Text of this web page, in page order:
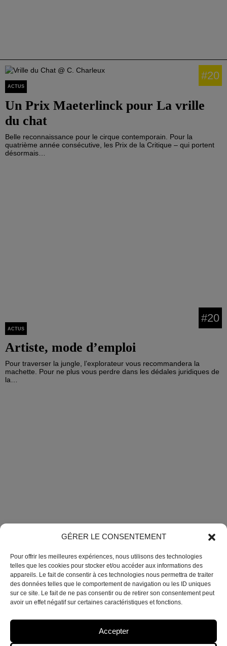
GÉRER LE CONSENTEMENT
Pour offrir les meilleures expériences, nous utilisons des technologies
telles que les cookies pour stocker et/ou accéder aux informations des
appareils. Le fait de consentir à ces technologies nous permettra de traiter
des données telles que le comportement de navigation ou les ID uniques
sur ce site. Le fait de ne pas consentir ou de retirer son consentement peut
avoir un effet négatif sur certaines caractéristiques et fonctions.
Accepter
#20
ACTUS
Un Prix Maeterlinck pour La vrille
du chat
Belle reconnaissance pour le cirque contemporain. Pour la
quatrième année consécutive, les Prix de la Critique – qui portent
désormais…
#20
ACTUS
Artiste, mode d’emploi
Pour traverser la jungle, l’explorateur vous recommandera la
machette. Pour ne plus vous perdre dans les dédales juridiques de
la…
C!RQ EN CAPITALE EST UN PROJET INITIÉ ET PORTÉ PAR UP – CIRCUS &
PERFORMING ARTS [ ALORS ESPACE CATASTROPHE],CENTRE
INTERNATIONAL DE CRÉATION DES ARTS DU CIRQUE